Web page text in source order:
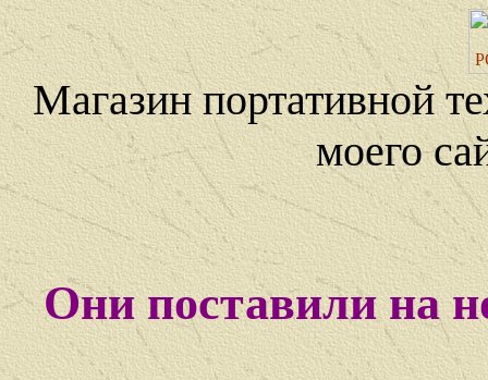
Магазин портативной
моего
Они поставили на